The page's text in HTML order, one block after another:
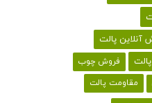
آنلاین پالت
فروش چوب
مقاومت پالت